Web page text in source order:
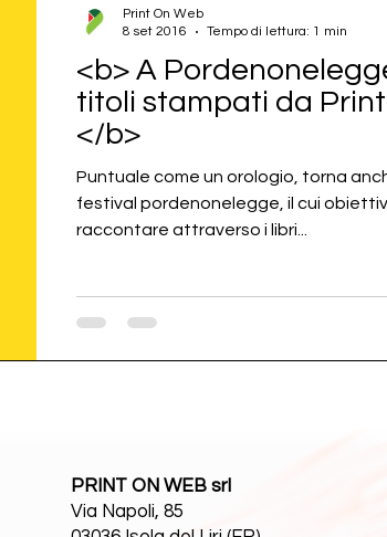
<b> A
titoli stampati da
</b>
Puntuale come un orologio, torna
festival pordenonelegge, il cui
raccontare attraverso i libri...
Print On Web
8 set 2016
Tempo di lettura: 1 min
PRINT ON WEB srl
Via Napoli, 85